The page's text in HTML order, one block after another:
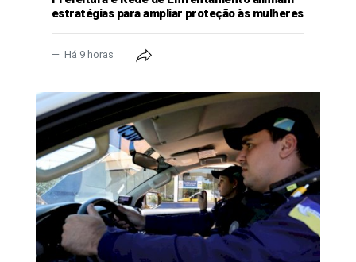
estratégias para ampliar proteção às mulheres
Há 9 horas